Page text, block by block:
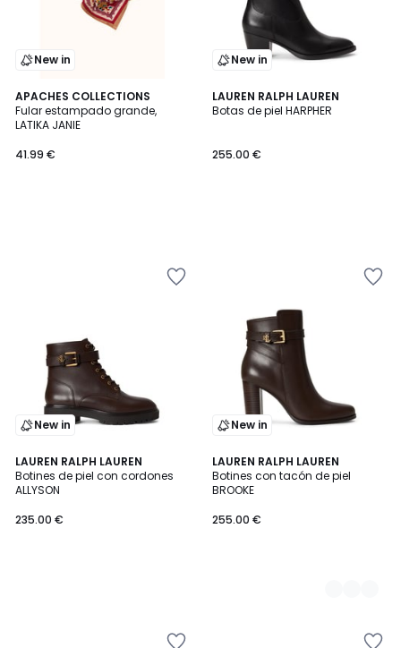
New in
APACHES COLLECTIONS
Fular estampado grande,
LATIKA JANIE
41.99 €
New in
LAUREN RALPH LAUREN
Botas de piel HARPHER
255.00 €
New in
LAUREN RALPH LAUREN
Botines de piel con cordones
ALLYSON
235.00 €
New in
LAUREN RALPH LAUREN
Botines con tacón de piel
BROOKE
255.00 €
2
Colores